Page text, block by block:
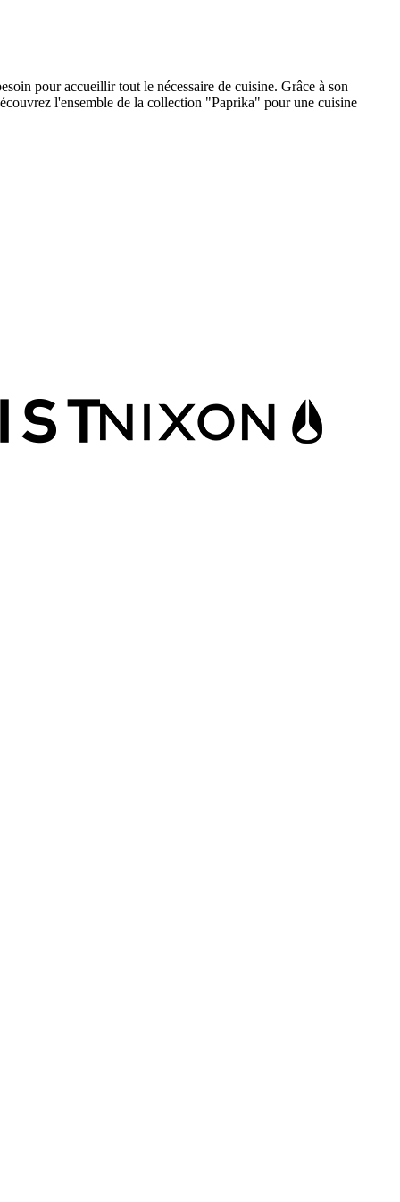
pour accueillir tout le nécessaire de cuisine. Grâce à son
l'ensemble de la collection "Paprika" pour une cuisine